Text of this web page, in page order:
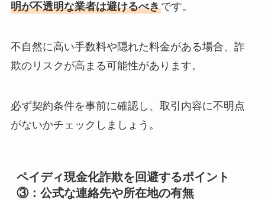
明が不透明な業者は避けるべきです。
不自然に高い手数料や隠れた料金がある場合、詐
欺のリスクが高まる可能性があります。
必ず契約条件を事前に確認し、取引内容に不明点
がないかチェックしましょう。
ペイディ現金化詐欺を回避するポイント
③：公式な連絡先や所在地の有無